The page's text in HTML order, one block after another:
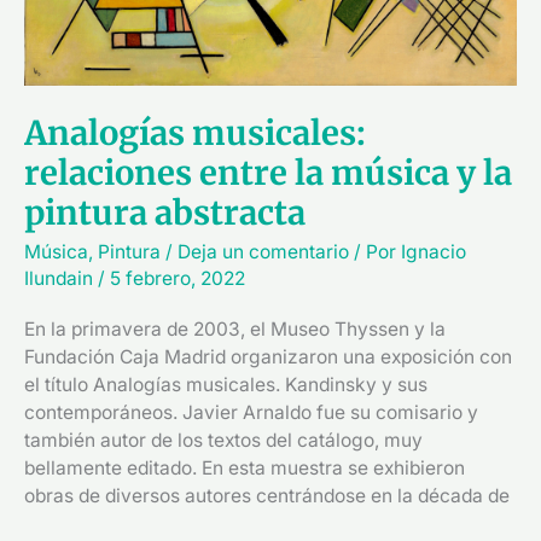
Analogías musicales:
relaciones entre la música y la
pintura abstracta
Música, Pintura / Deja un comentario / Por Ignacio
Ilundain / 5 febrero, 2022
En la primavera de 2003, el Museo Thyssen y la
Fundación Caja Madrid organizaron una exposición con
el título Analogías musicales. Kandinsky y sus
contemporáneos. Javier Arnaldo fue su comisario y
también autor de los textos del catálogo, muy
bellamente editado. En esta muestra se exhibieron
obras de diversos autores centrándose en la década de